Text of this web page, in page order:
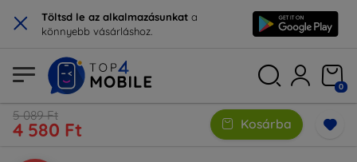
× Töltsd le az alkalmazásunkat a
könnyebb vásárláshoz.
0
5 089 Ft
4 580 Ft Kosárba